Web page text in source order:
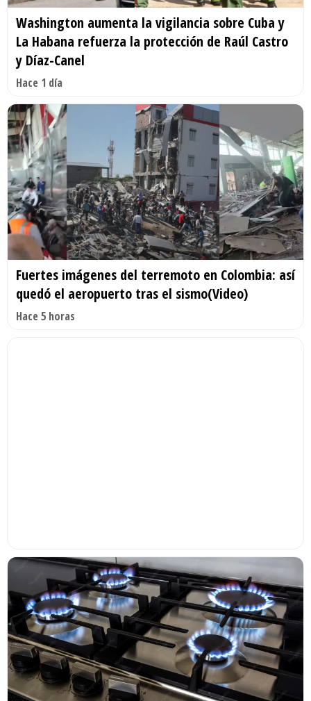
Washington aumenta la vigilancia sobre Cuba y
La Habana refuerza la protección de Raúl Castro
y Díaz-Canel
Hace 1 día
Fuertes imágenes del terremoto en Colombia: así
quedó el aeropuerto tras el sismo(Video)
Hace 5 horas